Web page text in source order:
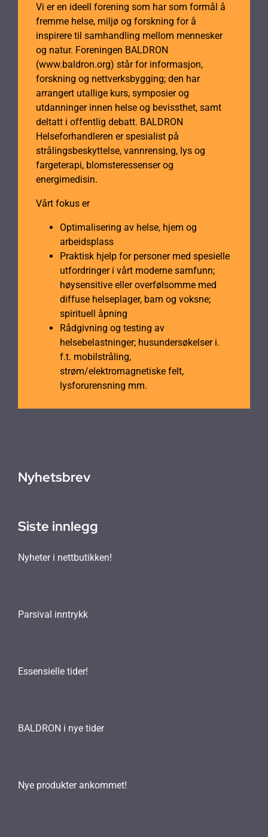
Vi er en ideell forening som har som formål å
fremme helse, miljø og forskning for å
inspirere til samhandling mellom mennesker
og natur. Foreningen BALDRON
(www.baldron.org) står for informasjon,
forskning og nettverksbygging; den har
arrangert utallige kurs, symposier og
utdanninger innen helse og bevissthet, samt
deltatt i offentlig debatt. BALDRON
Helseforhandleren er spesialist på
strålingsbeskyttelse, vannrensing, lys og
fargeterapi, blomsteressenser og
energimedisin.
Vårt fokus er
Optimalisering av helse, hjem og
arbeidsplass
Praktisk hjelp for personer med spesielle
utfordringer i vårt moderne samfunn;
høysensitive eller overfølsomme med
diffuse helseplager, barn og voksne;
spirituell åpning
Rådgivning og testing av
helsebelastninger; husundersøkelser i.
f.t. mobilstråling,
strøm/elektromagnetiske felt,
lysforurensning mm.
Nyhetsbrev
Siste innlegg
Nyheter i nettbutikken!
Parsival inntrykk
Essensielle tider!
BALDRON i nye tider
Nye produkter ankommet!